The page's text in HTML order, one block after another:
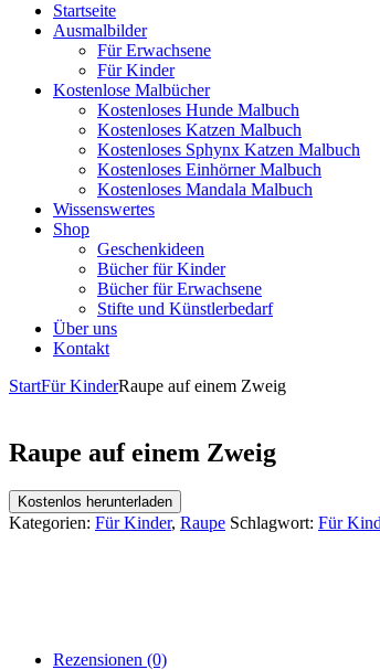
Startseite
Ausmalbilder
Für Erwachsene
Für Kinder
Kostenlose Malbücher
Kostenloses Hunde Malbuch
Kostenloses Katzen Malbuch
Kostenloses Sphynx Katzen Malbuch
Kostenloses Einhörner Malbuch
Kostenloses Mandala Malbuch
Wissenswertes
Shop
Geschenkideen
Bücher für Kinder
Bücher für Erwachsene
Stifte und Künstlerbedarf
Über uns
Kontakt
StartFür KinderRaupe auf einem Zweig
Raupe auf einem Zweig
Kostenlos herunterladen
Kategorien: Für Kinder, Raupe Schlagwort: Für
Rezensionen (0)